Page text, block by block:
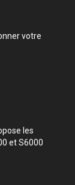
votre
les
et S6000